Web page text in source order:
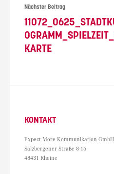
Nächster Beitrag
KARTE
KONTAKT
Expect More Kommunikation GmbH
Salzbergener Straße 8-16
48431 Rheine